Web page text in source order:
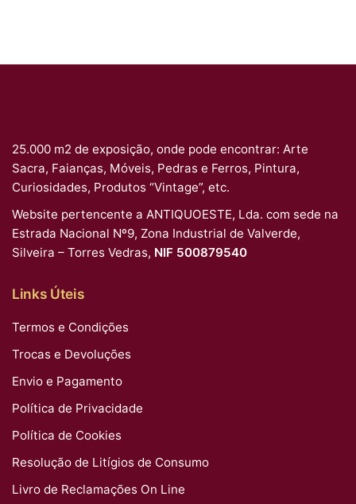
25.000 m2 de exposição, onde pode encontrar: Arte
Sacra, Faianças, Móveis, Pedras e Ferros, Pintura,
Curiosidades, Produtos “Vintage”, etc.
Website pertencente a ANTIQUOESTE, Lda. com sede na
Estrada Nacional Nº9, Zona Industrial de Valverde,
Silveira – Torres Vedras, NIF 500879540
Links Úteis
Termos e Condições
Trocas e Devoluções
Envio e Pagamento
Política de Privacidade
Política de Cookies
Resolução de Litígios de Consumo
Livro de Reclamações On Line